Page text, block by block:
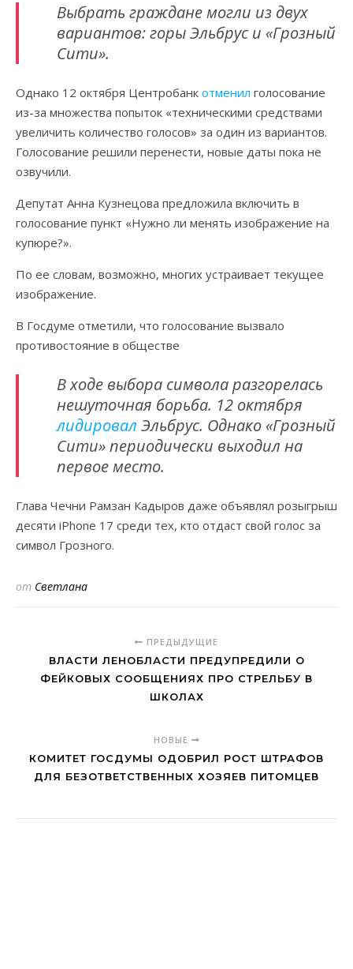
Выбрать граждане могли из двух
вариантов: горы Эльбрус и «Грозный
Сити».
Однако 12 октября Центробанк отменил голосование
из-за множества попыток «техническими средствами
увеличить количество голосов» за один из вариантов.
Голосование решили перенести, новые даты пока не
озвучили.
Депутат Анна Кузнецова предложила включить в
голосование пункт «Нужно ли менять изображение на
купюре?».
По ее словам, возможно, многих устраивает текущее
изображение.
В Госдуме отметили, что голосование вызвало
противостояние в обществе
В ходе выбора символа разгорелась
нешуточная борьба. 12 октября
лидировал Эльбрус. Однако «Грозный
Сити» периодически выходил на
первое место.
Глава Чечни Рамзан Кадыров даже объявлял розыгрыш
десяти iPhone 17 среди тех, кто отдаст свой голос за
символ Грозного.
от Светлана
ПРЕДЫДУЩИЕ
ВЛАСТИ ЛЕНОБЛАСТИ ПРЕДУПРЕДИЛИ О
ФЕЙКОВЫХ СООБЩЕНИЯХ ПРО СТРЕЛЬБУ В
ШКОЛАХ
НОВЫЕ
КОМИТЕТ ГОСДУМЫ ОДОБРИЛ РОСТ ШТРАФОВ
ДЛЯ БЕЗОТВЕТСТВЕННЫХ ХОЗЯЕВ ПИТОМЦЕВ